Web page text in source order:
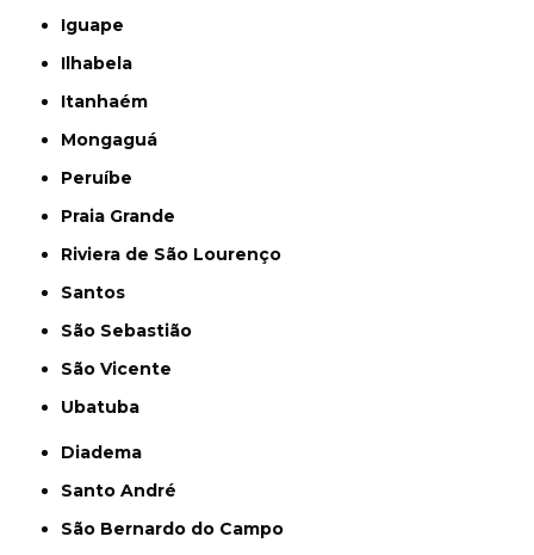
Iguape
Ilhabela
Itanhaém
Mongaguá
Peruíbe
Praia Grande
Riviera de São Lourenço
Santos
São Sebastião
São Vicente
Ubatuba
Diadema
Santo André
São Bernardo do Campo